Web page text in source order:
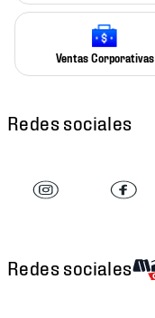
Ventas Corporativas
Redes sociales
Redes sociales